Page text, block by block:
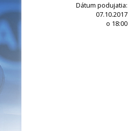
Dátum podujatia:
07.10.2017
o 18:00